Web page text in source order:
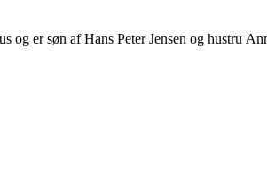
og er søn af Hans Peter Jensen og hustru